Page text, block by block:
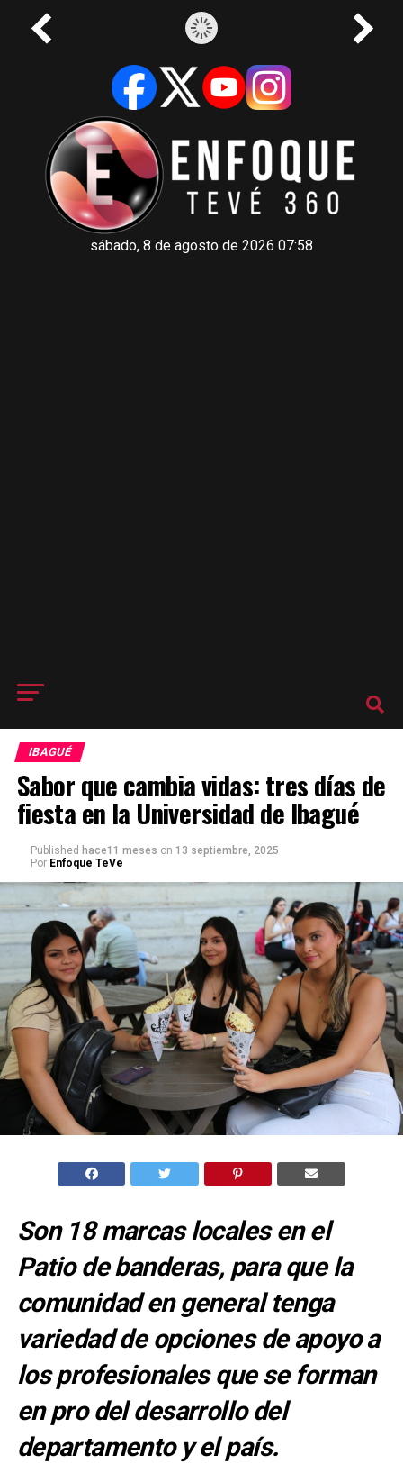
sábado, 8 de agosto de 2026 07:58
IBAGUÉ
Sabor que cambia vidas: tres días de
fiesta en la Universidad de Ibagué
Published hace11 meses on 13 septiembre, 2025
Por Enfoque TeVe
Son 18 marcas locales en el
Patio de banderas, para que la
comunidad en general tenga
variedad de opciones de apoyo a
los profesionales que se forman
en pro del desarrollo del
departamento y el país.